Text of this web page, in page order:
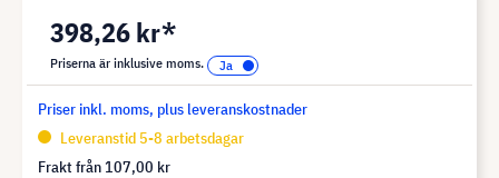
398,26 kr*
Priserna är inklusive moms.
Priser inkl. moms, plus leveranskostnader
Leveranstid 5-8 arbetsdagar
Frakt från 107,00 kr